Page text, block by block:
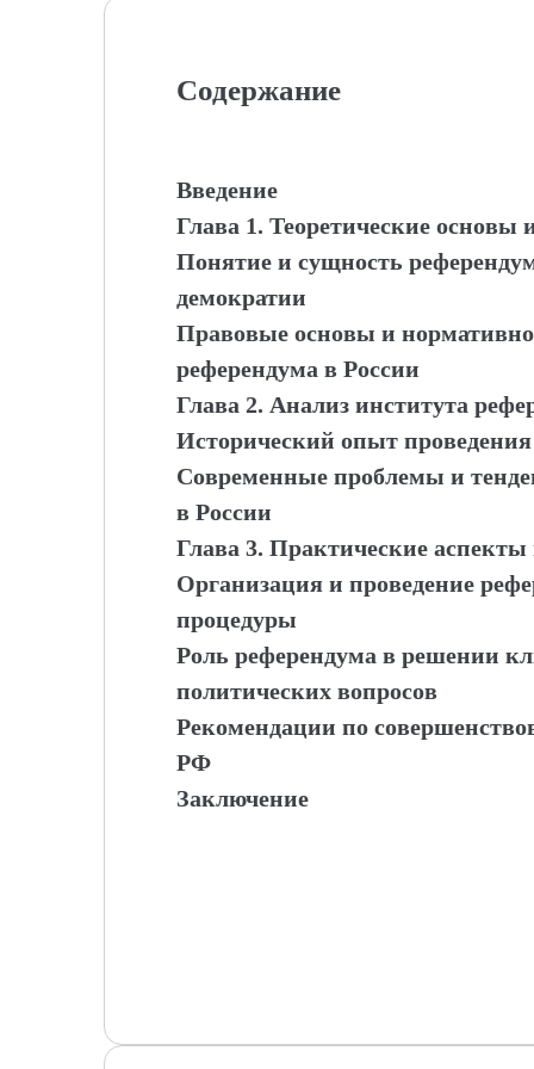
Содержание
Введение
Глава 1. Теоретические основы
Понятие и сущность
демократии
Правовые основы и
референдума в России
Глава 2. Анализ института
Исторический опыт
Современные проблемы и
в России
Глава 3. Практические
Организация и проведение
процедуры
Роль референдума в решении
политических вопросов
Рекомендации по
РФ
Заключение